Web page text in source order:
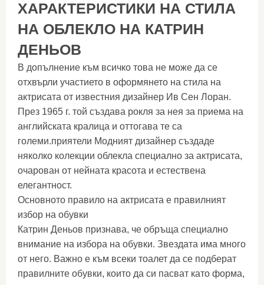
ХАРАКТЕРИСТИКИ НА СТИЛА
НА ОБЛЕКЛО НА КАТРИН
ДЕНЬОВ
В допълнение към всичко това не може да се
отхвърли участието в оформянето на стила на
актрисата от известния дизайнер Ив Сен Лоран.
През 1965 г. той създава рокля за нея за приема на
английската кралица и оттогава те са
големи.приятели Модният дизайнер създаде
няколко колекции облекла специално за актрисата,
очарован от нейната красота и естествена
елегантност.
Основното правило на актрисата е правилният
избор на обувки
Катрин Деньов признава, че обръща специално
внимание на избора на обувки. Звездата има много
от него. Важно е към всеки тоалет да се подберат
правилните обувки, които да си пасват като форма,